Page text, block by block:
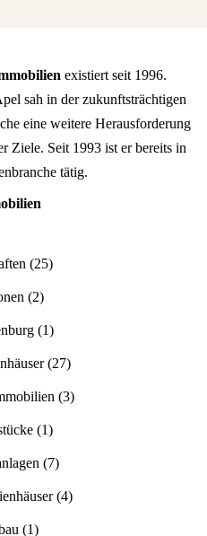
existiert seit 1996.
sah in der zukunftsträchtigen
eine weitere Herausforderung
Ziele. Seit 1993 ist er bereits in
tätig.
(25)
(2)
(1)
(27)
(3)
(1)
(7)
(4)
(1)